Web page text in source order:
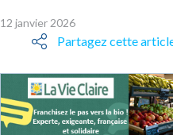
12 janvier 2026
Partagez cette